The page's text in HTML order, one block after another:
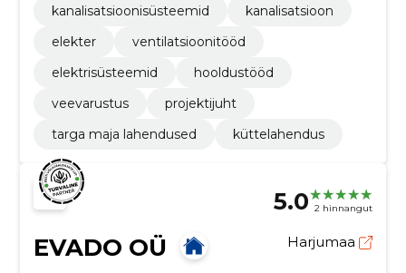
kanalisatsioonisüsteemid
kanalisatsioon
elekter
ventilatsioonitööd
elektrisüsteemid
hooldustööd
veevarustus
projektijuht
targa maja lahendused
küttelahendus
5.0 2 hinnangut
EVADO OÜ Harjumaa